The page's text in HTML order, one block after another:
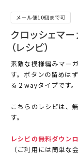
メール便10個まで可
クロッシェマ
（レシピ）
素敵な模様編みマー
す。ボタンの留めは
る２wayタイプです。
こちらのレシピは、
す。
レシピの無料ダウン
（ご利用には簡単な